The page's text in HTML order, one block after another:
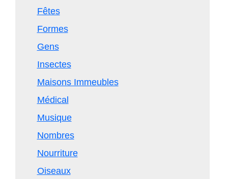
Fêtes
Formes
Gens
Insectes
Maisons Immeubles
Médical
Musique
Nombres
Nourriture
Oiseaux